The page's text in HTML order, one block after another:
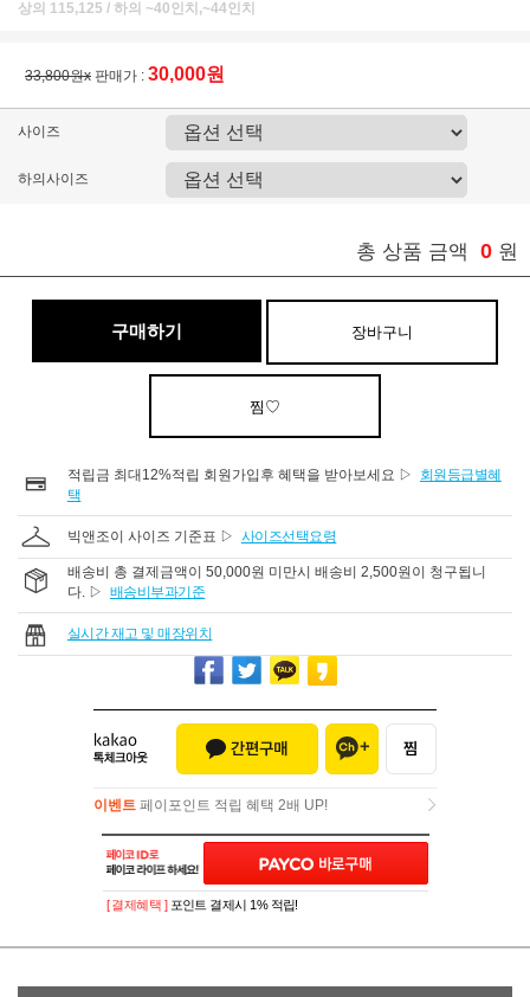
상의 115,125 / 하의 ~40인치,~44인치
33,800원x 판매가 : 30,000원
사이즈
하의사이즈
총 상품 금액 0 원
구매하기 장바구니
찜♡
적립금 최대12%적립 회원가입후 혜택을 받아보세요 ▷
회원등급별혜
택
빅앤조이 사이즈 기준표 ▷ 사이즈선택요령
배송비 총 결제금액이 50,000원 미만시 배송비 2,500원이 청구됩니
다. ▷ 배송비부과기준
실시간 재고 및 매장위치
이벤트 페이포인트 적립 혜택 2배 UP!
이벤트페이포인트 적립 혜택 2배 UP!
[ 결제혜택 ] 포인트 결제시 1% 적립!